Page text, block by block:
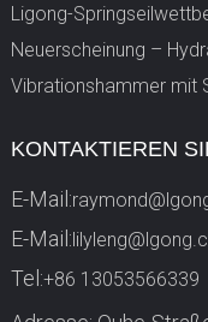
Ligong-
Neuerscheinung –
Vibrationshammer mit
KONTAKTIEREN
E-Mail:
E-Mail:
Tel:+86 13053566339